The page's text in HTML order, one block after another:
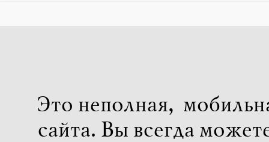
Это неполная,
сайта. Вы всегда